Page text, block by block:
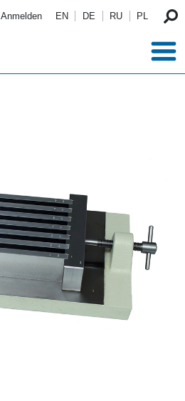
Anmelden EN DE RU PL